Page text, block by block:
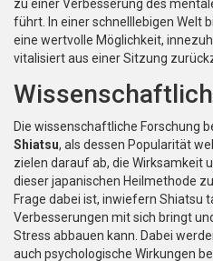
zu einer Verbesserung des
führt. In einer schnelllebigen Welt
eine wertvolle Möglichkeit,
vitalisiert aus einer Sitzung
Die wissenschaftliche Forschung
Shiatsu, als dessen Popularität
zielen darauf ab, die Wirksamkeit
dieser japanischen Heilmethode
Frage dabei ist, inwiefern Shiatsu
Verbesserungen mit sich bringt
Stress abbauen kann. Dabei
auch psychologische Wirkungen